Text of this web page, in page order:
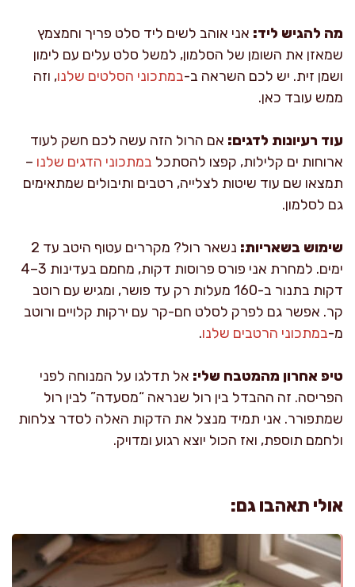
מה להגיש ליד: אני אוהב לשים ליד סלט פריך וחמצמץ
שמאזן את השומן של הסלמון, למשל סלט עלים עם לימון
ושמן זית. יש לכם השראה ב-במתכוני הסלטים שלנו, וזה
ממש עובד כאן.
עוד רעיונות לדגים: אם הרול הזה עשה לכם חשק לעוד
ארוחות ים קלילות, קפצו להסתכל במתכוני הדגים שלנו –
תמצאו שם עוד שיטות לצלייה, רטבים ותיבולים שמתאימים
גם לסלמון.
שימוש בשאריות:
נשאר רול? מקררים עטוף היטב עד 2
ימים. למחרת אני פורס פרוסות דקות, מחמם בעדינות 3–4
דקות בתנור ב-160 מעלות רק עד פושר, ומגיש עם רוטב
קר. אפשר גם לפרק לסלט חם-קר עם ירקות קלויים ורוטב
מ-במתכוני הרטבים שלנו.
טיפ אחרון מהמטבח שלי: אל תדלגו על המנוחה לפני
הפריסה. זה ההבדל בין רול שנראה “מסעדה” לבין רול
שמתפורר. אני תמיד מנצל את הדקות האלה לסדר צלחות
ולחמם תוספת, ואז הכול יוצא רגוע ומדויק.
אולי תאהבו גם: